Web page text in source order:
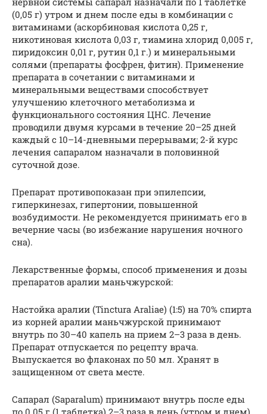
(0,05 г) утром и днем после еды в комбинации с
витаминами (аскорбиновая кислота 0,25 г,
никотиновая кислота 0,03 г, тиамина хлорид 0,005 г,
пиридоксин 0,01 г, рутин 0,1 г.) и минеральными
солями (препараты фосфрен, фитин). Применение
препарата в сочетании с витаминами и
минеральными веществами способствует
улучшению клеточного метаболизма и
функционального состояния ЦНС. Лечение
проводили двумя курсами в течение 20–25 дней
каждый с 10–14-дневными перерывами; 2-й курс
лечения сапаралом назначали в половинной
суточной дозе.
Препарат противопоказан при эпилепсии,
гиперкинезах, гипертонии, повышенной
возбудимости. Не рекомендуется принимать его в
вечерние часы (во избежание нарушения ночного
сна).
Лекарственные формы, способ применения и дозы
препаратов аралии маньчжурской:
Настойка аралии (Tinctura Araliae) (1:5) на 70% спирта
из корней аралии маньчжурской принимают
внутрь по 30–40 капель на прием 2–3 раза в день.
Препарат отпускается по рецепту врача.
Выпускается во флаконах по 50 мл. Хранят в
защищенном от света месте.
Сапарал (Saparalum) принимают внутрь после еды
по 0.05 г (1 таблетка) 2–3 раза в день (утром и днем).